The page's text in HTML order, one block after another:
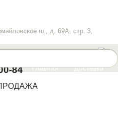
ш., д. 69А, стр. 3,
84 Главная
Доставка